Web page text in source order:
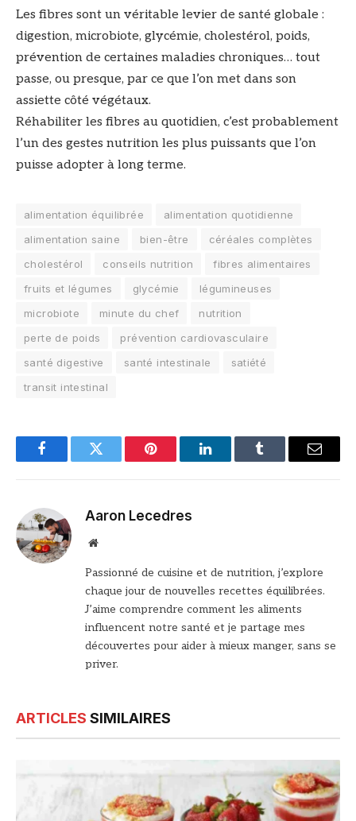
Les fibres sont un véritable levier de santé globale :
digestion, microbiote, glycémie, cholestérol, poids,
prévention de certaines maladies chroniques… tout
passe, ou presque, par ce que l’on met dans son
assiette côté végétaux.
Réhabiliter les fibres au quotidien, c’est probablement
l’un des gestes nutrition les plus puissants que l’on
puisse adopter à long terme.
alimentation équilibrée
alimentation quotidienne
alimentation saine
bien-être
céréales complètes
cholestérol
conseils nutrition
fibres alimentaires
fruits et légumes
glycémie
légumineuses
microbiote
minute du chef
nutrition
perte de poids
prévention cardiovasculaire
santé digestive
santé intestinale
satiété
transit intestinal
FacebookTwitter Pinterest LinkedInTumblr Email
Aaron Lecedres
Site
Passionné de cuisine et de nutrition, j’explore
chaque jour de nouvelles recettes équilibrées.
J’aime comprendre comment les aliments
influencent notre santé et je partage mes
découvertes pour aider à mieux manger, sans se
priver.
ARTICLES SIMILAIRES